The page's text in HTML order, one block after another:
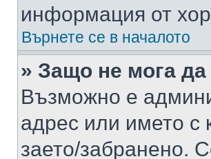
информация от
Върнете се в началото
» Защо не мога
Възможно е
адрес или името с
заето/забранено.